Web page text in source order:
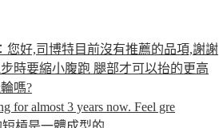
：您好,司博特目前沒有推薦的品項,謝謝
時要縮小腹跑 腿部才可以抬的更高
嗎?
for almost 3 years now. Feel gre